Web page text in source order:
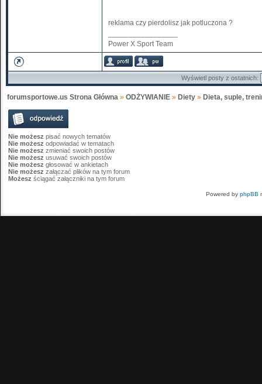
reklama czy pierdolisz jak potluczona ?
Power X Sport Team
Wyświetl posty z ostatnich:
forumsportowe.us Strona Główna » ODŻYWIANIE » Diety » Dieta, suple,
Nie możesz pisać nowych tematów
Nie możesz odpowiadać w tematach
Nie możesz zmieniać swoich postów
Nie możesz usuwać swoich postów
Nie możesz głosować w ankietach
Nie możesz załączać plików na tym forum
Możesz ściągać załączniki na tym forum
Powered by phpBB